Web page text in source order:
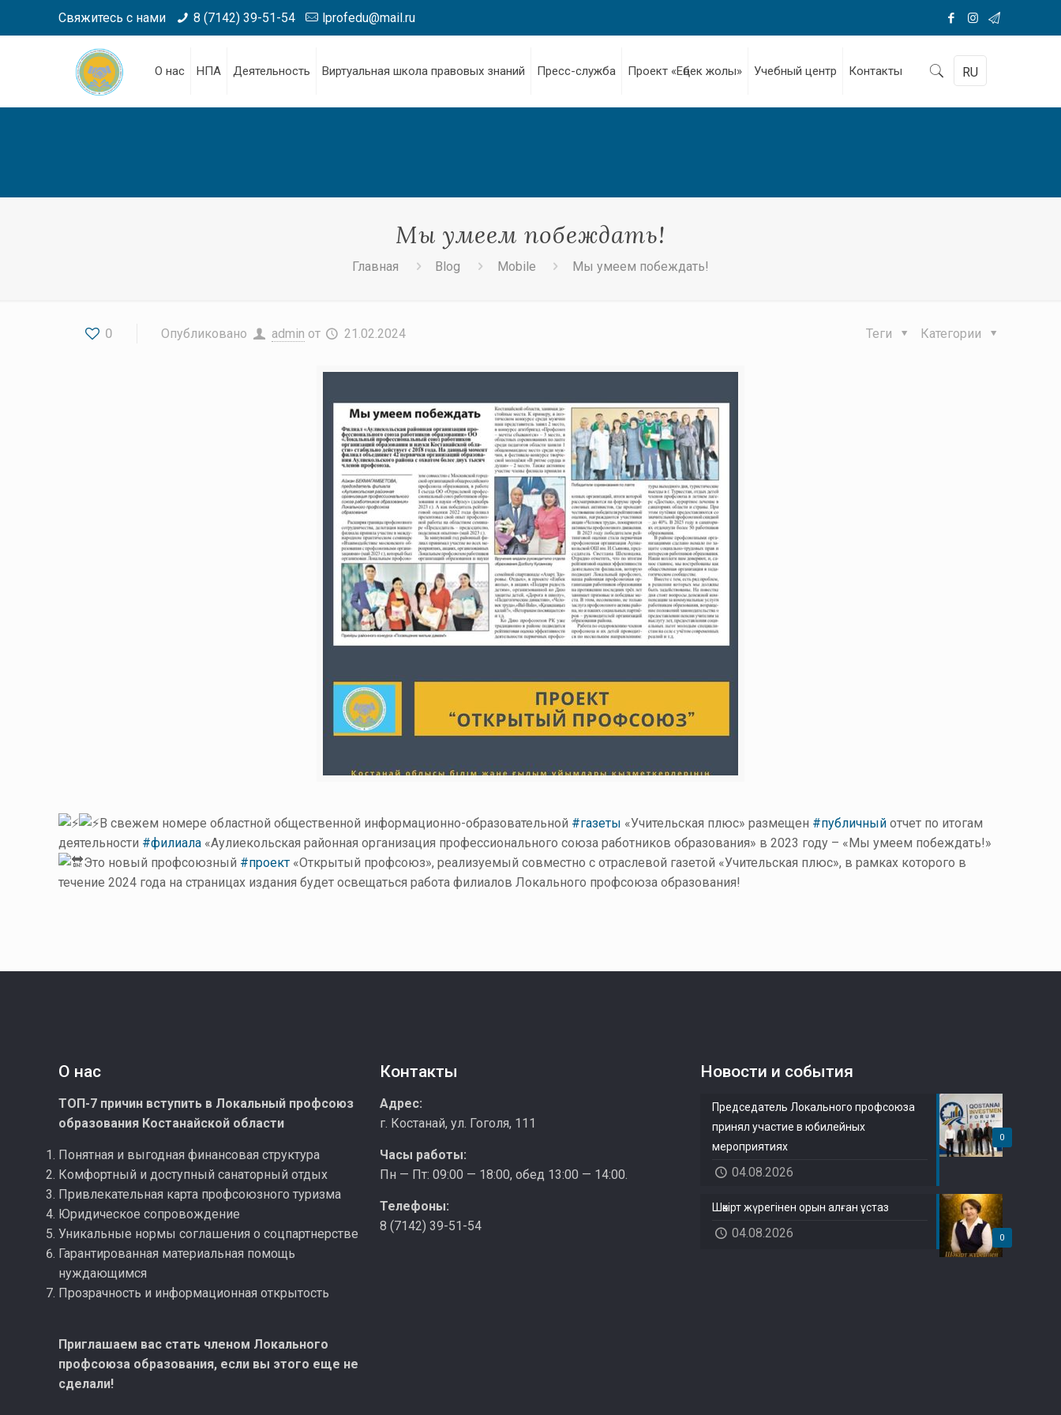
Свяжитесь с нами 8 (7142) 39-51-54 lprofedu@mail.ru
О нас НПА Деятельность Виртуальная школа правовых знаний Пресс-служба Проект «Еңбек жолы» Учебный центр Контакты RU
Мы умеем побеждать!
Главная Blog Mobile Мы умеем побеждать!
0 Опубликовано admin от 21.02.2024 Категории
Теги
В свежем номере областной общественной информационно-образовательной #газеты «Учительская плюс» размещен #публичный отчет по итогам
деятельности #филиала «Аулиекольская районная организация профессионального союза работников образования» в 2023 году – «Мы умеем побеждать!»
Это новый профсоюзный #проект «Открытый профсоюз», реализуемый совместно с отраслевой газетой «Учительская плюс», в рамках которого в
течение 2024 года на страницах издания будет освещаться работа филиалов Локального профсоюза образования!
О нас
ТОП-7 причин вступить в Локальный профсоюз
образования Костанайской области
Понятная и выгодная финансовая структура
Комфортный и доступный санаторный отдых
Привлекательная карта профсоюзного туризма
Юридическое сопровождение
Уникальные нормы соглашения о соцпартнерстве
Гарантированная материальная помощь
нуждающимся
Прозрачность и информационная открытость
Приглашаем вас стать членом Локального
профсоюза образования, если вы этого еще не
сделали!
Контакты
Адрес:
г. Костанай, ул. Гоголя, 111
Часы работы:
Пн — Пт: 09:00 — 18:00, обед 13:00 — 14:00.
Телефоны:
8 (7142) 39-51-54
Новости и события
0
Председатель Локального профсоюза
принял участие в юбилейных
мероприятиях
04.08.2026
0
Шәкірт жүрегінен орын алған ұстаз
04.08.2026